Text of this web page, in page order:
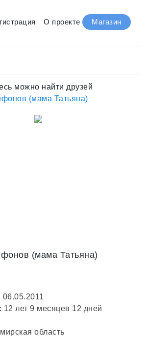
О проекте Магазин
можно найти друзей
(мама Татьяна)
(мама Татьяна)
06.05.2011
12 лет 9 месяцев 12 дней
область